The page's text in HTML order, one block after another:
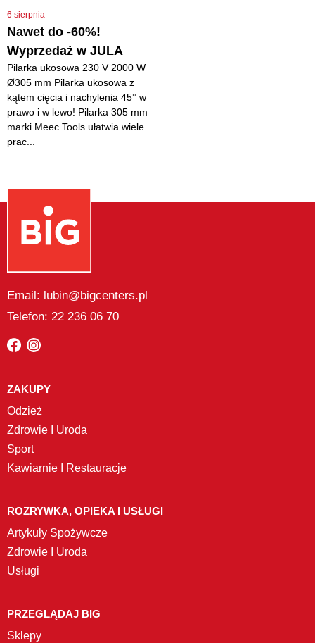
6 sierpnia
Nawet do -60%!
Wyprzedaż w JULA
Pilarka ukosowa 230 V 2000 W
Ø305 mm Pilarka ukosowa z
kątem cięcia i nachylenia 45° w
prawo i w lewo! Pilarka 305 mm
marki Meec Tools ułatwia wiele
prac...
Email: lubin@bigcenters.pl
Telefon: 22 236 06 70
ZAKUPY
Odzież
Zdrowie I Uroda
Sport
Kawiarnie I Restauracje
ROZRYWKA, OPIEKA I USŁUGI
Artykuły Spożywcze
Zdrowie I Uroda
Usługi
PRZEGLĄDAJ BIG
Sklepy